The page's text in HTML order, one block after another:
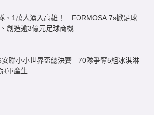
、1萬人湧入高雄！ FORMOSA 7s掀足球
創造逾3億元足球商機
安聯小小世界盃總決賽 70隊爭奪5組冰淇淋
軍產生